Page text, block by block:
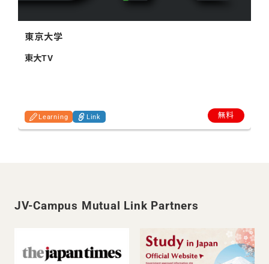
東京大学
東大TV
Learning Link 無料
JV-Campus Mutual Link Partners